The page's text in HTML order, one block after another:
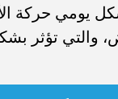
يومي حركة
والتي تؤثر